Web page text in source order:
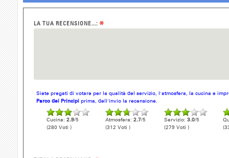
LA TUA RECENSIONE...: *
Siete pregati di votare per la qualità del servizio, l'atmosfera, la cucina e
Parco dei Principi prima, dell'invio la recensione.
Cucina: 2.9/5
(280 Voti )
Atmosfera: 2.7/5
(312 Voti )
Servizio: 3.0/5
(279 Voti )